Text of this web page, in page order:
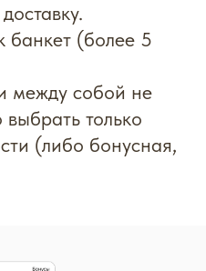
банкет (более 5
между собой не
только
(либо бонусная,